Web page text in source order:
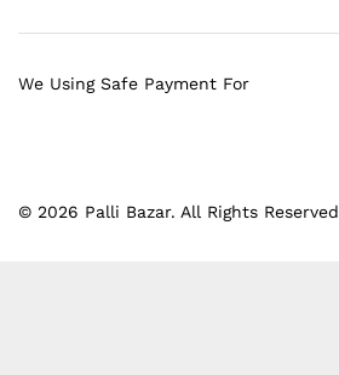
© 2026 Palli Bazar. All Rights Reserved
We Using Safe Payment For